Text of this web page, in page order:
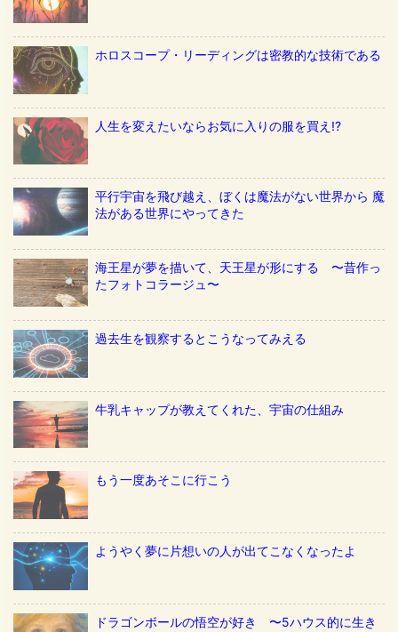
ホロスコープ・リーディングは密教的な技術である
人生を変えたいならお気に入りの服を買え!?
平行宇宙を飛び越え、ぼくは魔法がない世界から 魔
法がある世界にやってきた
海王星が夢を描いて、天王星が形にする 〜昔作っ
たフォトコラージュ〜
過去生を観察するとこうなってみえる
牛乳キャップが教えてくれた、宇宙の仕組み
もう一度あそこに行こう
ようやく夢に片想いの人が出てこなくなったよ
ドラゴンボールの悟空が好き 〜5ハウス的に生き